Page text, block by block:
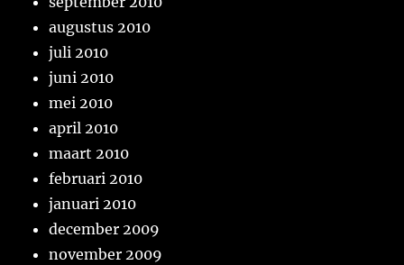
augustus 2010
juli 2010
juni 2010
mei 2010
april 2010
maart 2010
februari 2010
januari 2010
december 2009
november 2009